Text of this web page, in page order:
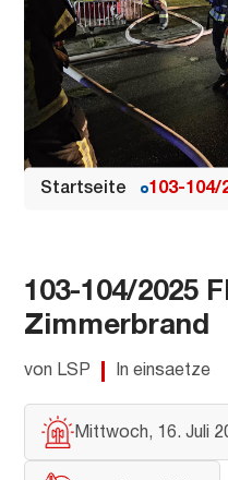
Startseite 103-104/
103-104/2025
Zimmerbrand
von LSP In einsaetze
Mittwoch, 16. Juli